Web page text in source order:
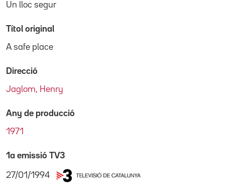
Un lloc segur
Títol original
A safe place
Direcció
Jaglom, Henry
Any de producció
1971
1a emissió TV3
27/01/1994